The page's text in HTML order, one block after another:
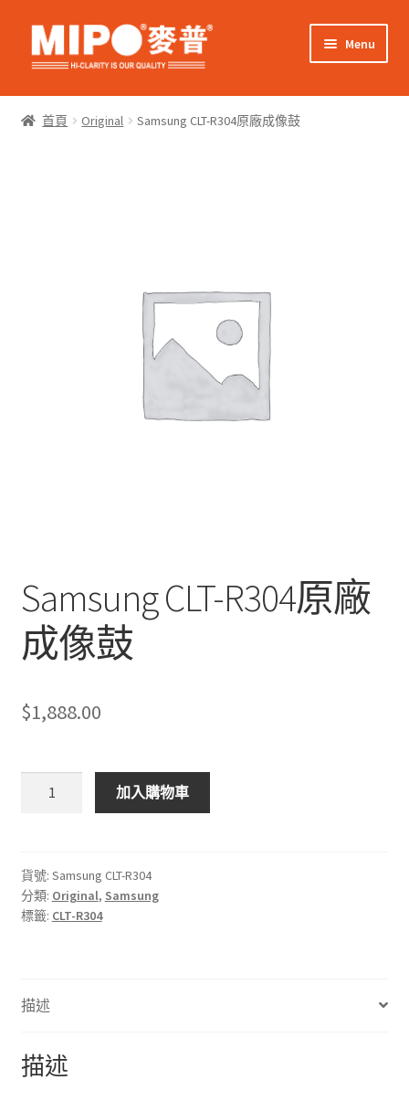
Skip
to
Skip
to
Menu
網上購物
首頁 Original Samsung CLT-R304原廠成像鼓
Samsung CLT-R304原廠
成像鼓
$1,888.00
廠
成
像
加入購物車
貨號: Samsung CLT-R304
分類: Original, Samsung
標籤: CLT-R304
描述
描述